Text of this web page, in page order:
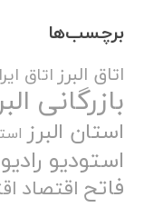
برچسب‌ها
اتاق البرزاتاق
بازرگانی
استان البرز
استودیو
فاتح اقتصاد